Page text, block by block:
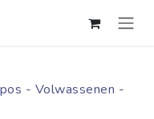
- Volwassenen -